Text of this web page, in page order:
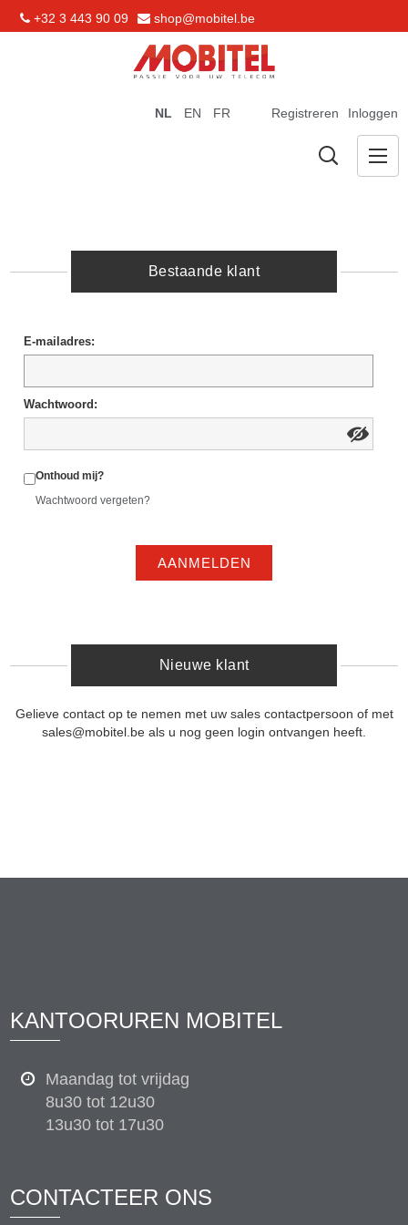
+32 3 443 90 09 shop@mobitel.be
Registreren Inloggen
NL EN FR
Bestaande klant
E-mailadres:
Wachtwoord:
Onthoud mij?
Wachtwoord vergeten?
AANMELDEN
Nieuwe klant
Gelieve contact op te nemen met uw sales contactpersoon of met
sales@mobitel.be als u nog geen login ontvangen heeft.
KANTOORUREN MOBITEL
Maandag tot vrijdag
8u30 tot 12u30
13u30 tot 17u30
CONTACTEER ONS